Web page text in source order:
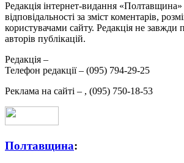
Редакція інтернет-видання «Полтавщина»
відповідальності за зміст коментарів,
користувачами сайту. Редакція не завжди
авторів публікацій.
Редакція –
Телефон редакції – (095) 794-29-25
Реклама на сайті – , (095) 750-18-53
Полтавщина: